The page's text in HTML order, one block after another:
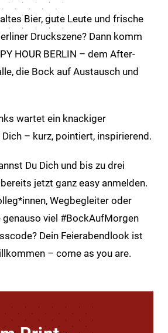
Bier, gute Leute und frische
Druckszene? Dann komm
HOUR BERLIN – dem After-
die Bock auf Austausch und
wartet ein knackiger
– kurz, pointiert, inspirierend.
Du Dich und bis zu drei
jetzt ganz easy anmelden.
Wegbegleiter oder
viel #BockAufMorgen
Dein Feierabendlook ist
– come as you are.